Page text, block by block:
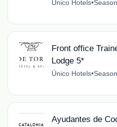
Único Hotels•
Front office
Lodge 5*
Único Hotels•
Ayudantes de